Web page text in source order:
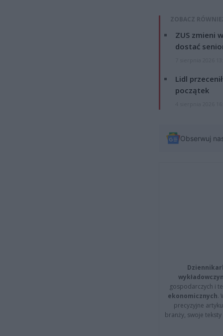
ZOBACZ
ZUS zmieni
dostać
Lidl
początek
Obserwuj
gospodarczych i
ekonomicznych.
precyzyjne
branży, swoje